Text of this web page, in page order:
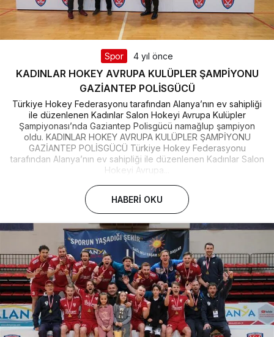
Spor 4 yıl önce
KADINLAR HOKEY AVRUPA KULÜPLER ŞAMPİYONU
GAZİANTEP POLİSGÜCÜ
Türkiye Hokey Federasyonu tarafından Alanya’nın ev sahipliği
ile düzenlenen Kadınlar Salon Hokeyi Avrupa Kulüpler
Şampiyonası’nda Gaziantep Polisgücü namağlup şampiyon
oldu. KADINLAR HOKEY AVRUPA KULÜPLER ŞAMPİYONU
GAZİANTEP POLİSGÜCÜ Türkiye Hokey Federasyonu
tarafından Alanya’nın ev sahipliği ile düzenlenen Kadınlar Salon
Hokeyi Avrupa...
HABERI OKU